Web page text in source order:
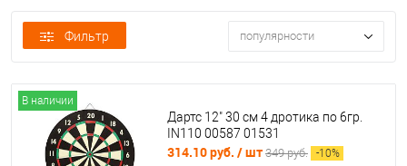
Фильтр популярности
В наличии
Дартс 12" 30 см 4 дротика по 6гр.
IN110 00587 01531
314.10 руб. / шт 349 руб. -10%